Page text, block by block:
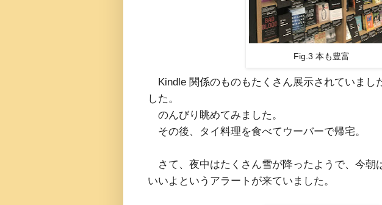
Fig.3 本も豊富
Kindle 関係のものもたくさん展示されていまし
した。
のんびり眺めてみました。
その後、タイ料理を食べてウーバーで帰宅。
さて、夜中はたくさん雪が降ったようで、今朝
いいよというアラートが来ていました。